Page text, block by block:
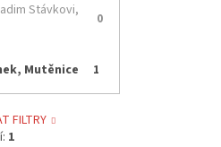
Stávkovi,
0
Mutěnice 1
FILTRY
1